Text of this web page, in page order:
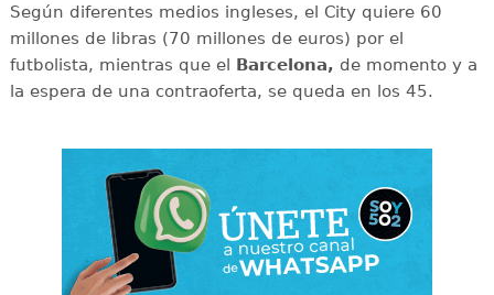
Según diferentes medios ingleses, el City quiere 60
millones de libras (70 millones de euros) por el
futbolista, mientras que el Barcelona, de momento y a
la espera de una contraoferta, se queda en los 45.